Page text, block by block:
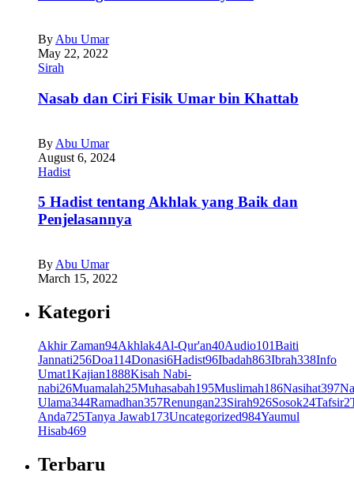
By Abu Umar
May 22, 2022
Sirah
Nasab dan Ciri Fisik Umar bin Khattab
By Abu Umar
August 6, 2024
Hadist
5 Hadist tentang Akhlak yang Baik dan
Penjelasannya
By Abu Umar
March 15, 2022
Kategori
Akhir Zaman94Akhlak4Al-Qur'an40Audio101Baiti
Jannati256Doa114Donasi6Hadist96Ibadah863Ibrah338Info
Umat1Kajian1888Kisah Nabi-
nabi26Muamalah25Muhasabah195Muslimah186Nasihat397
Ulama344Ramadhan357Renungan23Sirah926Sosok24Tafsir2
Anda725Tanya Jawab173Uncategorized984Yaumul
Hisab469
Terbaru